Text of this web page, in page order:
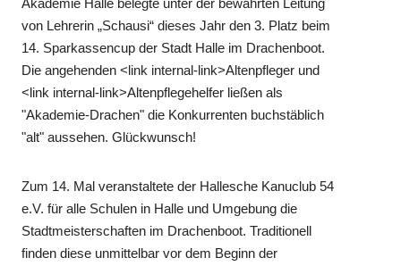
von Lehrerin „Schausi“ dieses Jahr den 3. Platz beim
14. Sparkassencup der Stadt Halle im Drachenboot.
Die angehenden <link internal-link>Altenpfleger und
<link internal-link>Altenpflegehelfer ließen als
"Akademie-Drachen" die Konkurrenten buchstäblich
"alt" aussehen. Glückwunsch!
Zum 14. Mal veranstaltete der Hallesche Kanuclub 54
e.V. für alle Schulen in Halle und Umgebung die
Stadtmeisterschaften im Drachenboot. Traditionell
finden diese unmittelbar vor dem Beginn der